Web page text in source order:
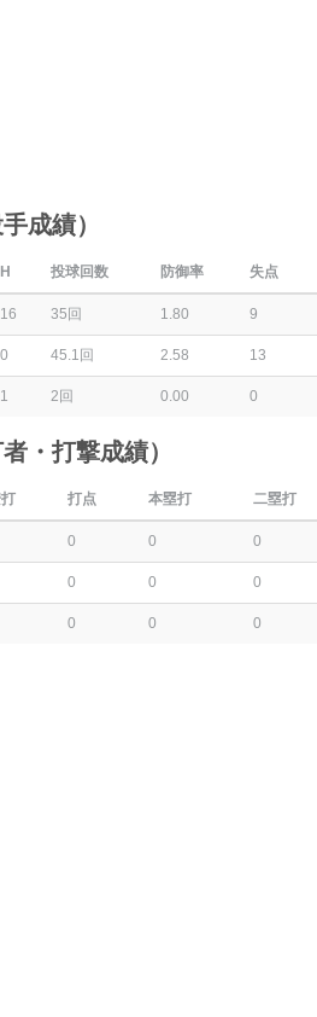
成績）
H 投球回数 防御率 失点
16 35回 1.80 9
0 45.1回 2.58 13
1 2回 0.00 0
・打撃成績）
打点 本塁打 二塁打
0 0 0
0 0 0
0 0 0